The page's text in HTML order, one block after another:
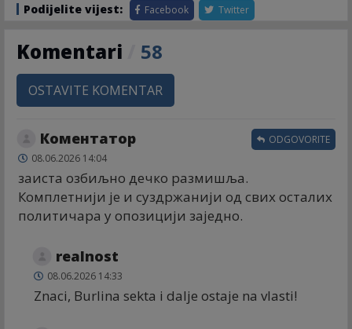
Podijelite vijest: Facebook Twitter
Komentari 58
OSTAVITE KOMENTAR
Коментатор
08.06.2026 14:04
заиста озбиљно дечко размишља.
Комплетнији је и суздржанији од свих осталих
политичара у опозицији заједно.
ODGOVORITE
realnost
08.06.2026 14:33
Znaci, Burlina sekta i dalje ostaje na vlasti!